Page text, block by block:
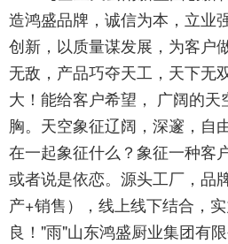
造鸿盛品牌，诚信为本，立业
创新，以质量谋发展，为客户
无敌，产品巧夺天工，天下无
大！能给客户希望， 广阔的
胸。天空象征辽阔，深邃，自
在一起象征什么？象征一种客
或者说是依恋。源头工厂，品
产+销售），线上线下结合，
良！"雨"山东鸿盛厨业集团有